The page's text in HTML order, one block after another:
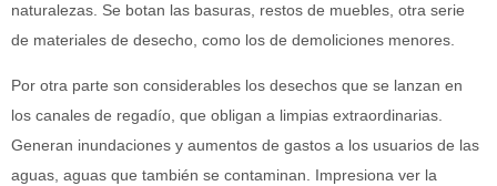
naturalezas. Se botan las basuras, restos de muebles, otra serie
de materiales de desecho, como los de demoliciones menores.
Por otra parte son considerables los desechos que se lanzan en
los canales de regadío, que obligan a limpias extraordinarias.
Generan inundaciones y aumentos de gastos a los usuarios de las
aguas, aguas que también se contaminan. Impresiona ver la